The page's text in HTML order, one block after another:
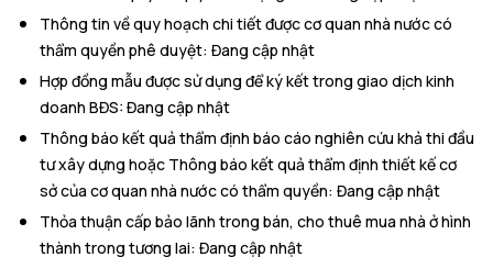
Thông tin về quy hoạch chi tiết được cơ quan nhà nước có
thẩm quyền phê duyệt: Đang cập nhật
Hợp đồng mẫu được sử dụng để ký kết trong giao dịch kinh
doanh BĐS: Đang cập nhật
Thông báo kết quả thẩm định báo cáo nghiên cứu khả thi đầu
tư xây dựng hoặc Thông báo kết quả thẩm định thiết kế cơ
sở của cơ quan nhà nước có thẩm quyền: Đang cập nhật
Thỏa thuận cấp bảo lãnh trong bán, cho thuê mua nhà ở hình
thành trong tương lai: Đang cập nhật